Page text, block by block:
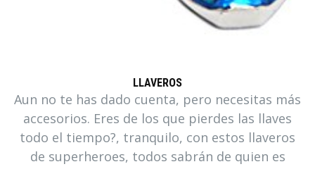
LLAVEROS
Aun no te has dado cuenta, pero necesitas más
accesorios. Eres de los que pierdes las llaves
todo el tiempo?, tranquilo, con estos llaveros
de superheroes, todos sabrán de quien es